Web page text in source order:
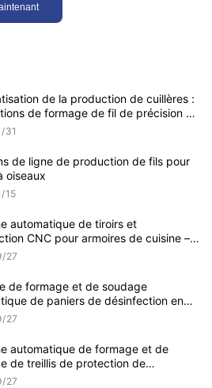
de la production de cuillères :
de formage de fil de précision de
pour une efficacité industrielle
31
de ligne de production de fils pour
oiseaux
15
automatique de tiroirs et
CNC pour armoires de cuisine –
fabrication multi-processus pour des
27
de formage et de soudage
de paniers de désinfection en
à commande numérique par
pour ustensiles de cuisine de
27
automatique de formage et de
de treillis de protection de
industriel CNC – Ligne de
27